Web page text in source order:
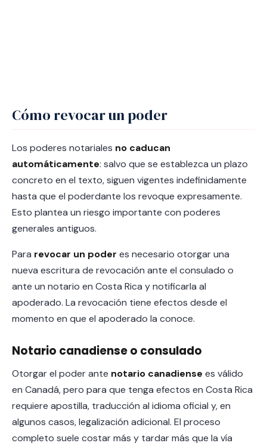
Cómo revocar un poder
Los poderes notariales no caducan
automáticamente: salvo que se establezca un plazo
concreto en el texto, siguen vigentes indefinidamente
hasta que el poderdante los revoque expresamente.
Esto plantea un riesgo importante con poderes
generales antiguos.
Para revocar un poder es necesario otorgar una
nueva escritura de revocación ante el consulado o
ante un notario en Costa Rica y notificarla al
apoderado. La revocación tiene efectos desde el
momento en que el apoderado la conoce.
Notario canadiense o consulado
Otorgar el poder ante notario canadiense es válido
en Canadá, pero para que tenga efectos en Costa Rica
requiere apostilla, traducción al idioma oficial y, en
algunos casos, legalización adicional. El proceso
completo suele costar más y tardar más que la vía